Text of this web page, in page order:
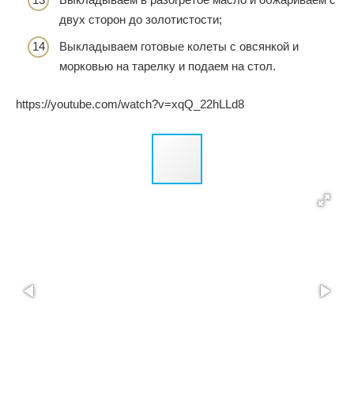
двух сторон до золотистости;
Выкладываем готовые колеты с овсянкой и
морковью на тарелку и подаем на стол.
https://youtube.com/watch?v=xqQ_22hLLd8